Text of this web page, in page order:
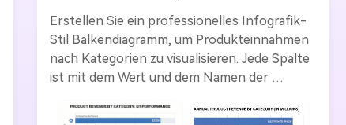
Erstellen Sie ein professionelles Infografik-
Stil Balkendiagramm, um Produkteinnahmen
nach Kategorien zu visualisieren. Jede Spalte
ist mit dem Wert und dem Namen der
Hintergrund gekennzeichnet. Enthält fett